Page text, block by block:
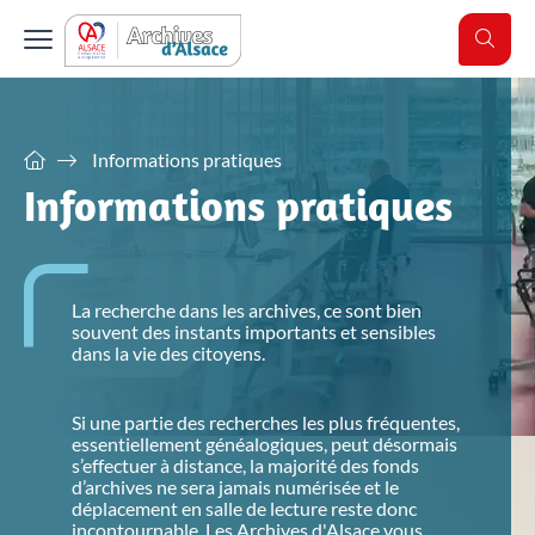
Les actualités
Explorez par thématiques les dernières actualités des Archives
d'Alsace
Voir les actualités
Horaires et accès
Préparer sa visite
Salle de lecture
Précisions historiques
Pendant ma visite
Manipuler à bon escient
Aide à la recherche
Famille et généalogie
Affaires de nationalité et émigration
Evénements historiques et conflits
Justice
Tout voir
Service éducatif
L'offre éducative des archives
Administrations
Classer et gérer vos archives
Verser
Communes ou groupements de communes
Connaître la réglementation en vigueur
Conserver et restaurer vos archives
Gérer et classer vos archives
Informations pratiques
Informations pratiques
La recherche dans les archives, ce sont bien
souvent des instants importants et sensibles
dans la vie des citoyens.
Si une partie des recherches les plus fréquentes,
essentiellement généalogiques, peut désormais
s’effectuer à distance, la majorité des fonds
d’archives ne sera jamais numérisée et le
déplacement en salle de lecture reste donc
incontournable. Les Archives d'Alsace vous
Aide à la recherche
Archives numérisées
Registres paroissiaux, état civil, plans du cadastre,
répertoires des notaires ou fonds iconographiques